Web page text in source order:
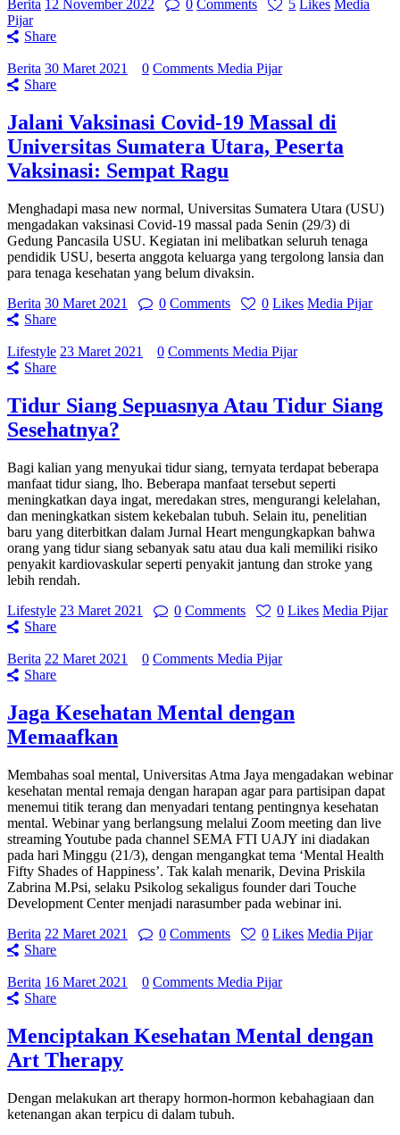
Berita 12 November 2022 0 Comments 5 Likes Media
Pijar
Share
Berita 30 Maret 2021 0 Comments Media Pijar
Share
Jalani Vaksinasi Covid-19 Massal di
Universitas Sumatera Utara, Peserta
Vaksinasi: Sempat Ragu
Menghadapi masa new normal, Universitas Sumatera Utara (USU)
mengadakan vaksinasi Covid-19 massal pada Senin (29/3) di
Gedung Pancasila USU. Kegiatan ini melibatkan seluruh tenaga
pendidik USU, beserta anggota keluarga yang tergolong lansia dan
para tenaga kesehatan yang belum divaksin.
Berita 30 Maret 2021 0 Comments 0 Likes Media Pijar
Share
Lifestyle 23 Maret 2021 0 Comments Media Pijar
Share
Tidur Siang Sepuasnya Atau Tidur Siang
Sesehatnya?
Bagi kalian yang menyukai tidur siang, ternyata terdapat beberapa
manfaat tidur siang, lho. Beberapa manfaat tersebut seperti
meningkatkan daya ingat, meredakan stres, mengurangi kelelahan,
dan meningkatkan sistem kekebalan tubuh. Selain itu, penelitian
baru yang diterbitkan dalam Jurnal Heart mengungkapkan bahwa
orang yang tidur siang sebanyak satu atau dua kali memiliki risiko
penyakit kardiovaskular seperti penyakit jantung dan stroke yang
lebih rendah.
Lifestyle 23 Maret 2021 0 Comments 0 Likes Media Pijar
Share
Berita 22 Maret 2021 0 Comments Media Pijar
Share
Jaga Kesehatan Mental dengan
Memaafkan
Membahas soal mental, Universitas Atma Jaya mengadakan webinar
kesehatan mental remaja dengan harapan agar para partisipan dapat
menemui titik terang dan menyadari tentang pentingnya kesehatan
mental. Webinar yang berlangsung melalui Zoom meeting dan live
streaming Youtube pada channel SEMA FTI UAJY ini diadakan
pada hari Minggu (21/3), dengan mengangkat tema ‘Mental Health
Fifty Shades of Happiness’. Tak kalah menarik, Devina Priskila
Zabrina M.Psi, selaku Psikolog sekaligus founder dari Touche
Development Center menjadi narasumber pada webinar ini.
Berita 22 Maret 2021 0 Comments 0 Likes Media Pijar
Share
Berita 16 Maret 2021 0 Comments Media Pijar
Share
Menciptakan Kesehatan Mental dengan
Art Therapy
Dengan melakukan art therapy hormon-hormon kebahagiaan dan
ketenangan akan terpicu di dalam tubuh.